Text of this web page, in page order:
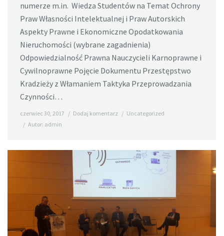
numerze m.in. Wiedza Studentów na Temat Ochrony
Praw Własności Intelektualnej i Praw Autorskich
Aspekty Prawne i Ekonomiczne Opodatkowania
Nieruchomości (wybrane zagadnienia)
Odpowiedzialność Prawna Nauczycieli Karnoprawne i
Cywilnoprawne Pojęcie Dokumentu Przestępstwo
Kradzieży z Włamaniem Taktyka Przeprowadzania
Czynności…
czerwiec 30, 2017 Dodaj komentarz
Uncategorized
Autor: admin